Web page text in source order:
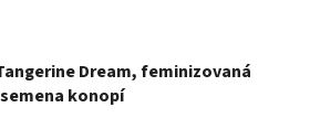
Dream, feminizovaná
semena konopí